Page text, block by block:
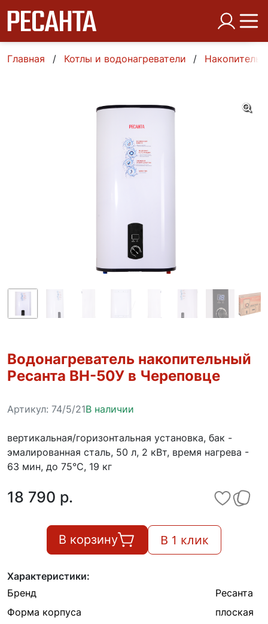
Главная Котлы и водонагреватели
Водонагреватель накопительный
Ресанта ВН-50У в Череповце
Артикул: 74/5/21В наличии
вертикальная/горизонтальная установка, бак -
эмалированная сталь, 50 л, 2 кВт, время нагрева -
63 мин, до 75°C, 19 кг
18 790 p.
В корзину В 1 клик
Характеристики:
Бренд
Ресанта
Форма корпуса
плоская